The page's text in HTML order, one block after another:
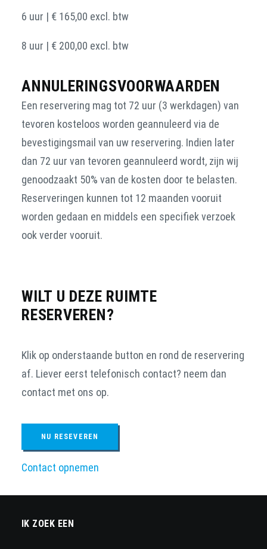
6 uur | € 165,00 excl. btw
8 uur | € 200,00 excl. btw
ANNULERINGSVOORWAARDEN
Een reservering mag tot 72 uur (3 werkdagen) van
tevoren kosteloos worden geannuleerd via de
bevestigingsmail van uw reservering. Indien later
dan 72 uur van tevoren geannuleerd wordt, zijn wij
genoodzaakt 50% van de kosten door te belasten.
Reserveringen kunnen tot 12 maanden vooruit
worden gedaan en middels een specifiek verzoek
ook verder vooruit.
WILT U DEZE RUIMTE
RESERVEREN?
Klik op onderstaande button en rond de reservering
af. Liever eerst telefonisch contact? neem dan
contact met ons op.
NU RESEVEREN
Contact opnemen
IK ZOEK EEN